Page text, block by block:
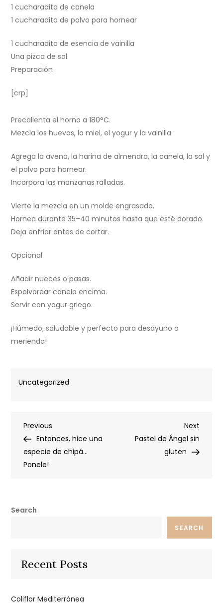
1 cucharadita de canela
1 cucharadita de polvo para hornear
1 cucharadita de esencia de vainilla
Una pizca de sal
Preparación
[crp]
Precalienta el horno a 180°C.
Mezcla los huevos, la miel, el yogur y la vainilla.
Agrega la avena, la harina de almendra, la canela, la sal y
el polvo para hornear.
Incorpora las manzanas ralladas.
Vierte la mezcla en un molde engrasado.
Hornea durante 35–40 minutos hasta que esté dorado.
Deja enfriar antes de cortar.
Opcional
Añadir nueces o pasas.
Espolvorear canela encima.
Servir con yogur griego.
¡Húmedo, saludable y perfecto para desayuno o
merienda!
Uncategorized
Post
navigation
Previous
Post
Previous
Entonces, hice una
especie de chipá…
Ponele!
Next
Post
Next
Pastel de Ángel sin
gluten
Search
SEARCH
Recent Posts
Coliflor Mediterránea